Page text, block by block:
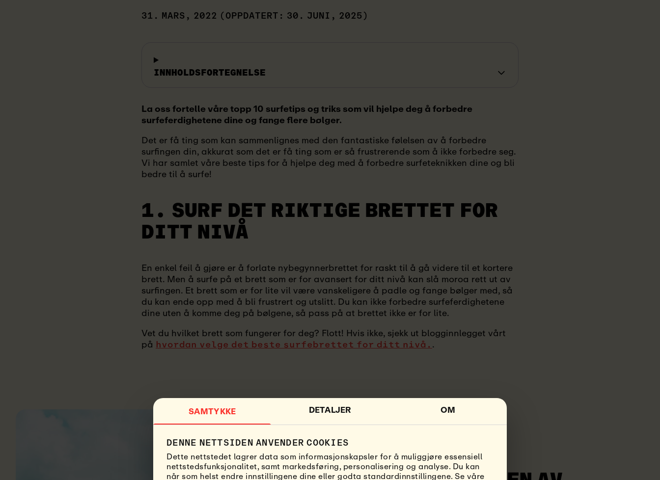
SAMTYKKE DETALJER OM
DENNE NETTSIDEN ANVENDER COOKIES
Dette nettstedet lagrer data som informasjonskapsler for å muliggjøre essensiell
nettstedsfunksjonalitet, samt markedsføring, personalisering og analyse. Du kan
når som helst endre innstillingene dine eller godta standardinnstillingene. Se våre
31. MARS, 2022 (OPPDATERT: 30. JUNI, 2025)
INNHOLDSFORTEGNELSE
La oss fortelle våre topp 10 surfetips og triks som vil hjelpe deg å forbedre
surfeferdighetene dine og fange flere bølger.
Det er få ting som kan sammenlignes med den fantastiske følelsen av å forbedre
surfingen din, akkurat som det er få ting som er så frustrerende som å ikke forbedre seg.
Vi har samlet våre beste tips for å hjelpe deg med å forbedre surfeteknikken dine og bli
bedre til å surfe!
1. SURF DET RIKTIGE BRETTET FOR
DITT NIVÅ
En enkel feil å gjøre er å forlate nybegynnerbrettet for raskt til å gå videre til et kortere
brett. Men å surfe på et brett som er for avansert for ditt nivå kan slå moroa rett ut av
surfingen. Et brett som er for lite vil være vanskeligere å padle og fange bølger med, så
du kan ende opp med å bli frustrert og utslitt. Du kan ikke forbedre surfeferdighetene
dine uten å komme deg på bølgene, så pass på at brettet ikke er for lite.
Vet du hvilket brett som fungerer for deg? Flott! Hvis ikke, sjekk ut blogginnlegget vårt
på hvordan velge det beste surfebrettet for ditt nivå. .